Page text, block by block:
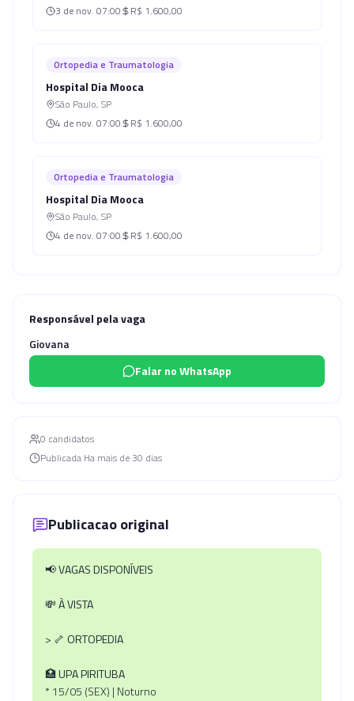
3 de nov. 07:00 R$ 1.600,00
Ortopedia e Traumatologia
Hospital Dia Mooca
São Paulo, SP
4 de nov. 07:00 R$ 1.600,00
Ortopedia e Traumatologia
Hospital Dia Mooca
São Paulo, SP
4 de nov. 07:00 R$ 1.600,00
Responsável pela vaga
Giovana
Falar no WhatsApp
0 candidatos
Publicada Ha mais de 30 dias
Publicacao original
📢VAGAS DISPONÍVEIS
💸À VISTA
> 🦴 ORTOPEDIA
🏥UPA PIRITUBA
* 15/05 (SEX) | Noturno